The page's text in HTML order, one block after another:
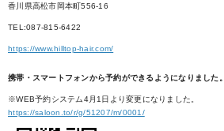
香川県高松市岡本町556-16
TEL:087-815-6422
https://www.hilltop-hair.com/
携帯・スマートフォンから予約ができるようになりました。
※WEB予約システム4月1日より変更になりました。
https://saloon.to/r/g/51207/m/0001/